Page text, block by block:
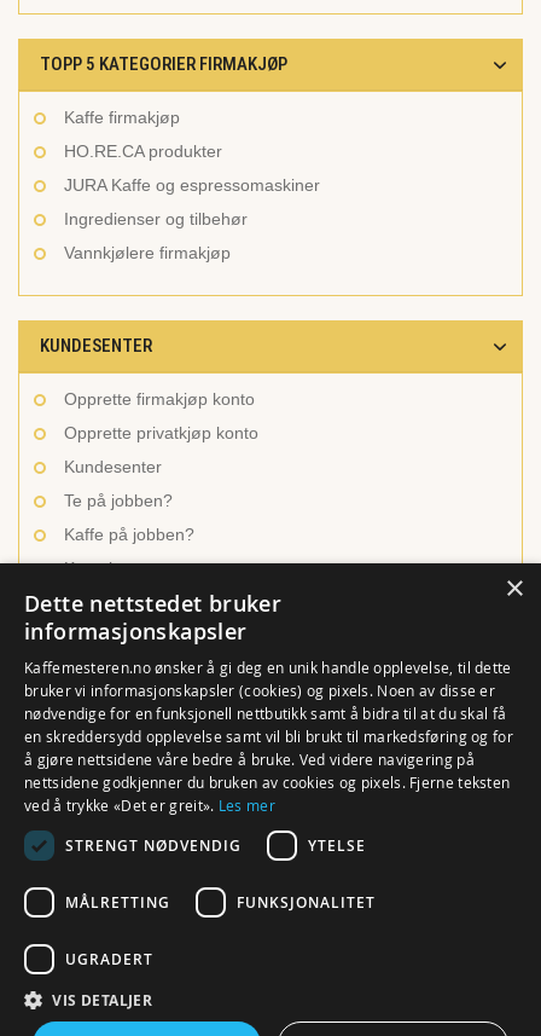
TOPP 5 KATEGORIER FIRMAKJØP
Kaffe firmakjøp
HO.RE.CA produkter
JURA Kaffe og espressomaskiner
Ingredienser og tilbehør
Vannkjølere firmakjøp
KUNDESENTER
Opprette firmakjøp konto
Opprette privatkjøp konto
Kundesenter
Te på jobben?
Kaffe på jobben?
Kontakt oss
INSPIRASJON OG LÆRING
Ulike kaffetyper
Brygg den beste kaffen
En verden av te
Hvordan trakte te?
Rense utstyr og maskiner
© Kaffemesteren.no. Alle Rettigheter reservert. ProSport AS, Klingenberggata 7A eller
7B (ringeklokke nr. 8001), 0161 Oslo (org.nr. 976 728 173 MVA). Webdesign og
×
Dette nettstedet bruker
informasjonskapsler
Kaffemesteren.no ønsker å gi deg en unik handle opplevelse, til dette
bruker vi informasjonskapsler (cookies) og pixels. Noen av disse er
nødvendige for en funksjonell nettbutikk samt å bidra til at du skal få
en skreddersydd opplevelse samt vil bli brukt til markedsføring og for
å gjøre nettsidene våre bedre å bruke. Ved videre navigering på
nettsidene godkjenner du bruken av cookies og pixels. Fjerne teksten
ved å trykke «Det er greit». Les mer
STRENGT NØDVENDIG YTELSE
MÅLRETTING FUNKSJONALITET
UGRADERT
VIS DETALJER